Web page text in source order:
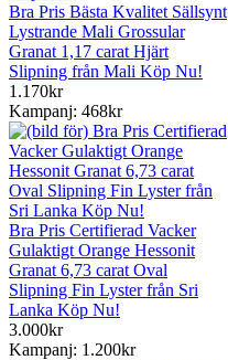
Bra Pris Bästa Kvalitet Sällsynt
Lystrande Mali Grossular
Granat 1,17 carat Hjärt
Slipning från Mali Köp Nu!
1.170kr
Kampanj: 468kr
Bra Pris Certifierad Vacker
Gulaktigt Orange Hessonit
Granat 6,73 carat Oval
Slipning Fin Lyster från Sri
Lanka Köp Nu!
3.000kr
Kampanj: 1.200kr